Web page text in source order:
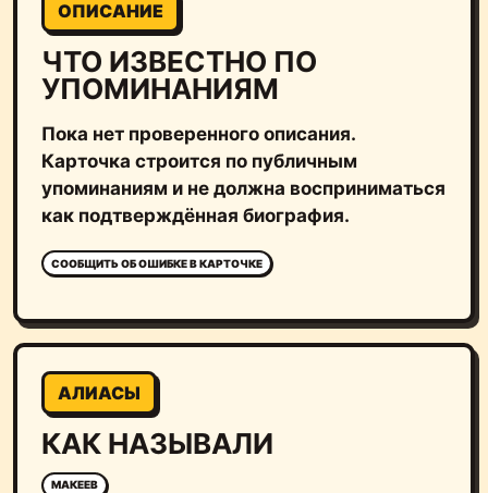
ОПИСАНИЕ
ЧТО ИЗВЕСТНО ПО
УПОМИНАНИЯМ
Пока нет проверенного описания.
Карточка строится по публичным
упоминаниям и не должна восприниматься
как подтверждённая биография.
СООБЩИТЬ ОБ ОШИБКЕ В КАРТОЧКЕ
АЛИАСЫ
КАК НАЗЫВАЛИ
МАКЕЕВ